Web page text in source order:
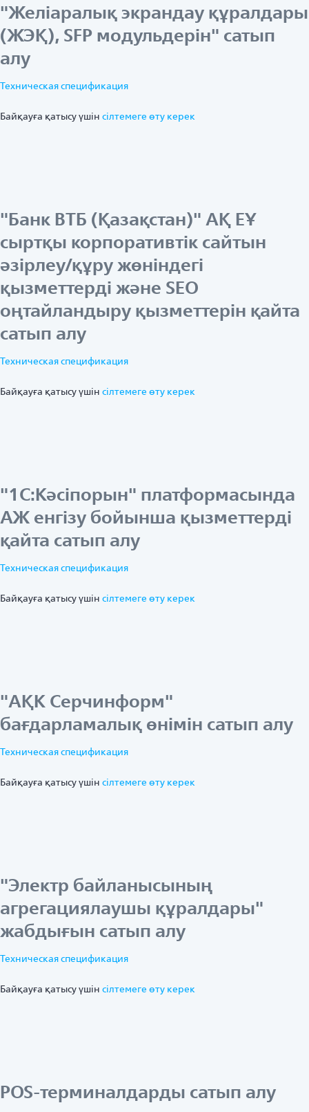
"Желіаралық экрандау құралдары
(ЖЭҚ), SFP модульдерін" сатып
алу
Техническая спецификация
Байқауға қатысу үшін ciлтемеге өту керек
"Банк ВТБ (Қазақстан)" АҚ ЕҰ
сыртқы корпоративтік сайтын
әзірлеу/құру жөніндегі
қызметтерді және SEO
оңтайландыру қызметтерін қайта
сатып алу
Техническая спецификация
Байқауға қатысу үшін ciлтемеге өту керек
"1С:Кәсіпорын" платформасында
АЖ енгізу бойынша қызметтерді
қайта сатып алу
Техническая спецификация
Байқауға қатысу үшін ciлтемеге өту керек
"АҚК Серчинформ"
бағдарламалық өнімін сатып алу
Техническая спецификация
Байқауға қатысу үшін ciлтемеге өту керек
"Электр байланысының
агрегациялаушы құралдары"
жабдығын сатып алу
Техническая спецификация
Байқауға қатысу үшін ciлтемеге өту керек
POS-терминалдарды сатып алу